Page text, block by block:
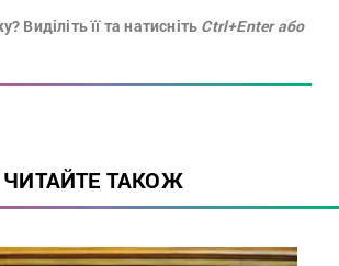
Виділіть її та натисніть Ctrl+Enter або
ЧИТАЙТЕ ТАКОЖ